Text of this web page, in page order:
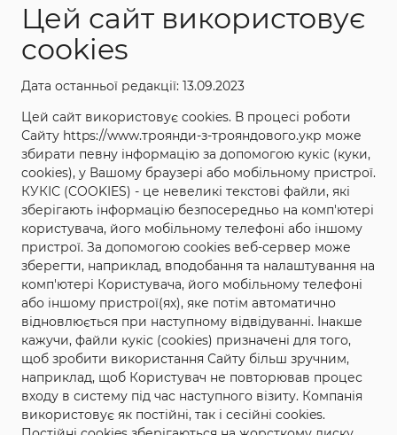
Цей сайт використовує
cookies
Дата останньої редакції: 13.09.2023
Цей сайт використовує cookies. В процесі роботи
Сайту https://www.троянди-з-трояндового.укр може
збирати певну інформацію за допомогою кукіс (куки,
cookies), у Вашому браузері або мобільному пристрої.
КУКІС (COOKIES) - це невеликі текстові файли, які
зберігають інформацію безпосередньо на комп'ютері
користувача, його мобільному телефоні або іншому
пристрої. За допомогою cookies веб-сервер може
зберегти, наприклад, вподобання та налаштування на
комп'ютері Користувача, його мобільному телефоні
або іншому пристрої(ях), яке потім автоматично
відновлюється при наступному відвідуванні. Інакше
кажучи, файли кукіс (cookies) призначені для того,
щоб зробити використання Сайту більш зручним,
наприклад, щоб Користувач не повторював процес
входу в систему під час наступного візиту. Компанія
використовує як постійні, так і сесійні cookies.
ХАРАКТЕРИСТИКИ
Назва: Чача
Повна назва: Чача (Chacha)
Категорія: Чайно-гібридні, Акції
Країна і рік створення: Японія 2008
Колір: Коралово-кавовий
Висота куща: 60-80
Ширина куща: 40
Аромат: +
Ціна за кущ: 80 грн.